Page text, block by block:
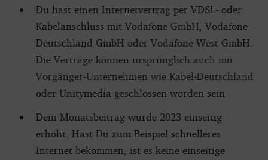
Du hast einen Internetvertrag per VDSL- oder
Kabelanschluss mit Vodafone GmbH, Vodafone
Deutschland GmbH oder Vodafone West GmbH.
Die Verträge können ursprünglich auch mit
Vorgänger-Unternehmen wie Kabel-Deutschland
oder Unitymedia geschlossen worden sein
Dein Monatsbeitrag wurde 2023 einseitig
erhöht. Hast Du zum Beispiel schnelleres
Internet bekommen, ist es keine einseitige